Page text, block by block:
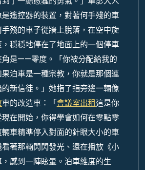
遙控器的裝置，對著何手殘的車
殘的車子從牆上脫落，在空中旋
穩穩地停在了地面上的一個停車
角是——零度。「你被分配給我的
泊車是一種宗教，你就是那個連
新信徒。」她指了指旁邊一輛像
車的改造車：「會議室出租這是你
在開始，你得學會如何在零點零
車精準停入對面的針眼大小的車
著那輛閃閃發光、還在播放《小
感到一陣眩暈。泊車維度的生